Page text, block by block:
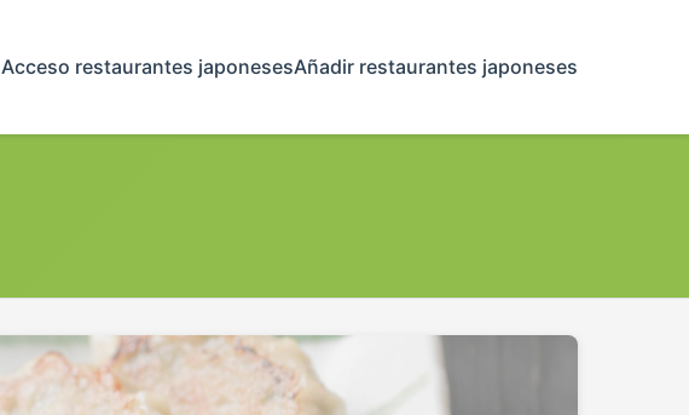
Acceso restaurantes japonesesAñadir restaurantes japoneses